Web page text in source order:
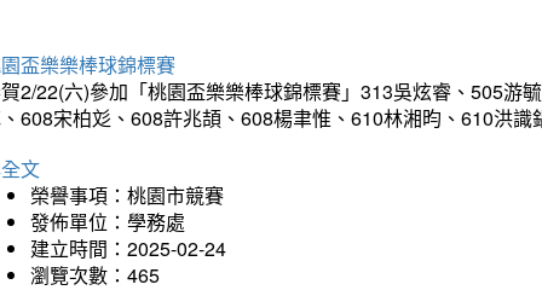
盃樂樂棒球錦標賽
2/22(六)參加「桃園盃樂樂棒球錦標賽」313吳炫睿、505游
608宋柏彣、608許兆頡、608楊聿惟、610林湘昀、610洪
文
榮譽事項：桃園市競賽
發佈單位：學務處
建立時間：2025-02-24
瀏覽次數：465